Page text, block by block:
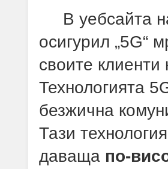
В уебсайта
осигурил „5G“
своите
Технологията
безжична
Тази
даваща по-